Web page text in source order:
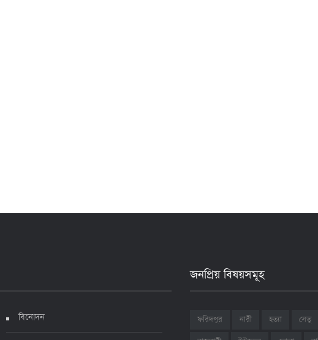
বিনোদন
জনপ্রিয় বিষয়সমূহ
ফরিদপুর নারী হত্যা সেতু